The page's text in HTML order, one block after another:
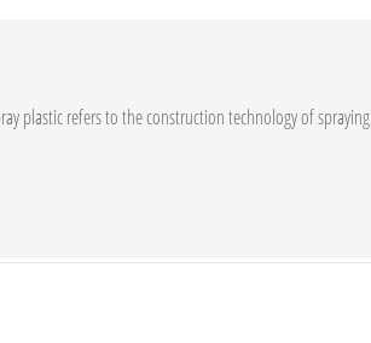
plastic refers to the construction technology of spraying